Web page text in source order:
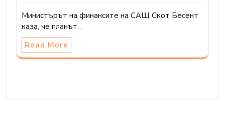
Министърът на финансите на САЩ Скот Бесент
каза, че планът…
Read More